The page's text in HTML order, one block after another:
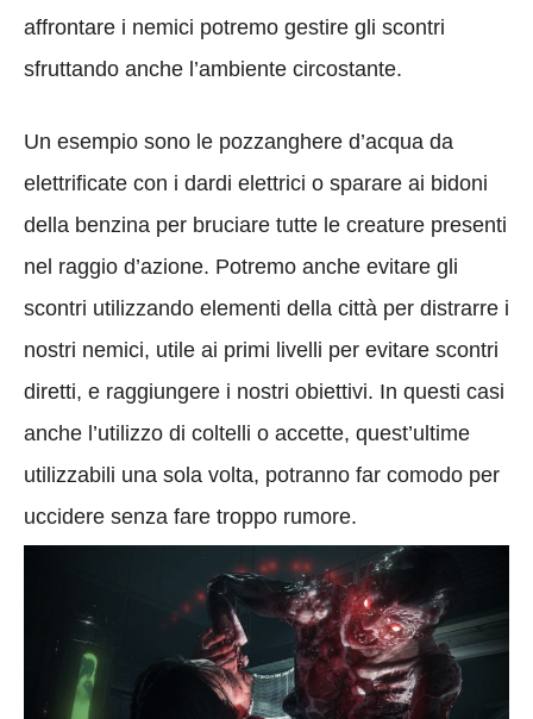
affrontare i nemici potremo gestire gli scontri
sfruttando anche l’ambiente circostante.
Un esempio sono le pozzanghere d’acqua da
elettrificate con i dardi elettrici o sparare ai bidoni
della benzina per bruciare tutte le creature presenti
nel raggio d’azione. Potremo anche evitare gli
scontri utilizzando elementi della città per distrarre i
nostri nemici, utile ai primi livelli per evitare scontri
diretti, e raggiungere i nostri obiettivi. In questi casi
anche l’utilizzo di coltelli o accette, quest’ultime
utilizzabili una sola volta, potranno far comodo per
uccidere senza fare troppo rumore.